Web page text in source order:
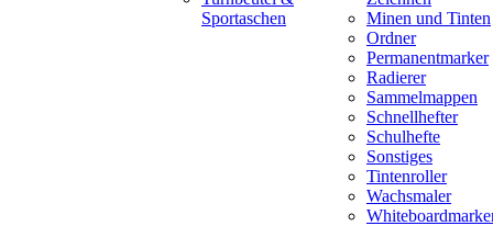
Sportaschen
Minen und Tinten
Ordner
Permanentmarker
Radierer
Sammelmappen
Schnellhefter
Schulhefte
Sonstiges
Tintenroller
Wachsmaler